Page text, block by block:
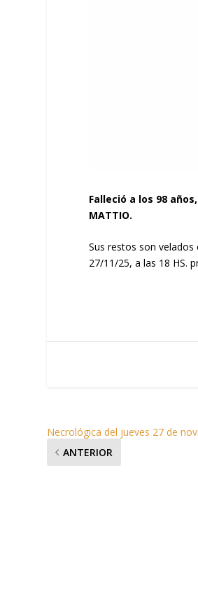
Falleció a los 98
MATTIO.
Sus restos son velados
27/11/25, a las 18 HS.
Necrológica del jueves 27 de
ANTERIOR